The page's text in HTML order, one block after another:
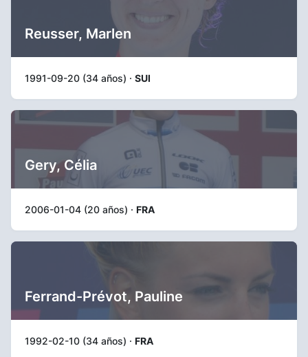
Reusser, Marlen
1991-09-20 (34 años) · SUI
Gery, Célia
2006-01-04 (20 años) · FRA
Ferrand-Prévot, Pauline
1992-02-10 (34 años) · FRA